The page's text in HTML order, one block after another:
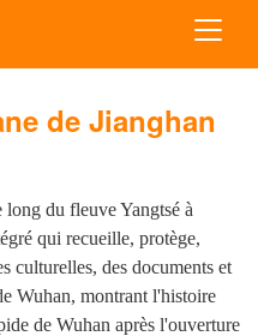
de Jianghan
du fleuve Yangtsé à
qui recueille, protège,
culturelles, des documents et
Wuhan, montrant l'histoire
de Wuhan après l'ouverture